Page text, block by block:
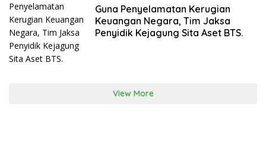
Guna Penyelamatan Kerugian
Keuangan Negara, Tim Jaksa
Penyidik Kejagung Sita Aset BTS.
View More